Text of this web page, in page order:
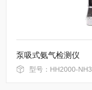
泵吸式氨气检测仪
型号：HH2000-NH3